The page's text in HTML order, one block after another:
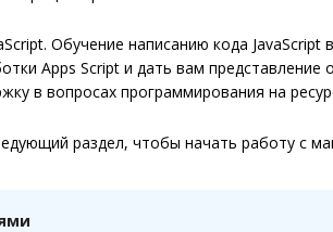
Обучение написанию кода
Apps Script и дать вам
в вопросах программирования на
раздел, чтобы начать работу с